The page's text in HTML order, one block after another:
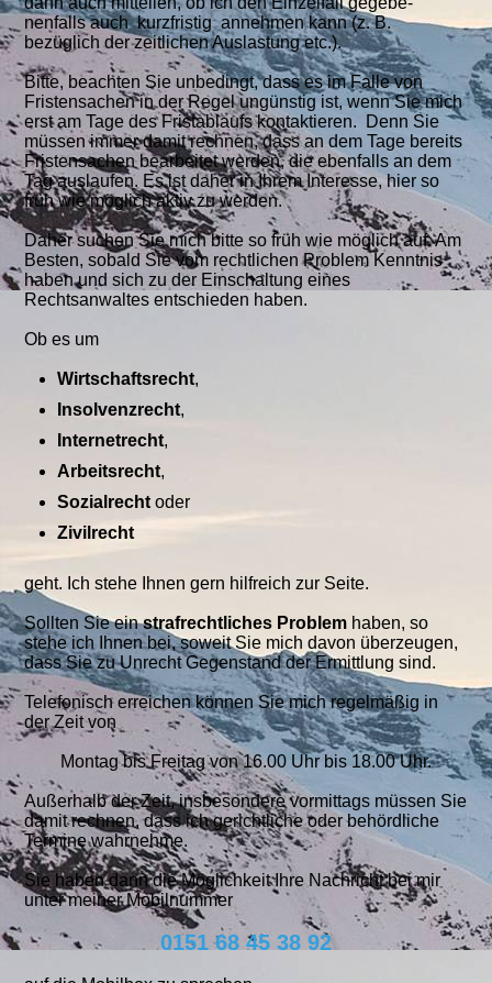
nenfalls auch kurzfristig annehmen kann (z. B.
bezüglich der zeitlichen Auslastung etc.).
Bitte, beachten Sie unbedingt, dass es im Falle von
Fristensachen in der Regel ungünstig ist, wenn Sie mich
erst am Tage desFristablaufs kontaktieren. Denn Sie
müssen immer damit rechnen, dass an dem Tage bereits
Fristensachen bearbeitet werden, die ebenfalls an dem
Tag auslaufen. Es ist daher in Ihrem Interesse, hier so
früh wie möglich aktiv zu werden.
Daher suchen Sie mich bitte so früh wie möglich auf. Am
Besten, sobald Sie vom rechtlichen Problem Kenntnis
haben und sich zu der Einschaltung eines
Rechtsanwaltes entschieden haben.
Ob es um
Wirtschaftsrecht,
Insolvenzrecht,
Internetrecht,
Arbeitsrecht,
Sozialrecht oder
Zivilrecht
geht. Ich stehe Ihnen gern hilfreich zur Seite.
Sollten Sie einstrafrechtliches Problem haben, so
stehe ich Ihnen bei, soweit Sie mich davon überzeugen,
dass Sie zu Unrecht Gegenstand der Ermittlung sind.
Telefonisch erreichen können Sie mich regelmäßig in
der Zeit von
Montag bis Freitag von 16.00 Uhr bis 18.00 Uhr.
Außerhalb der Zeit, insbesondere vormittags müssen Sie
damit rechnen, dass ich gerichtliche oder behördliche
Termine wahrnehme.
Sie haben dann die Möglichkeit Ihre Nachricht bei mir
unter meiner Mobilnummer
0151 68 45 38 92